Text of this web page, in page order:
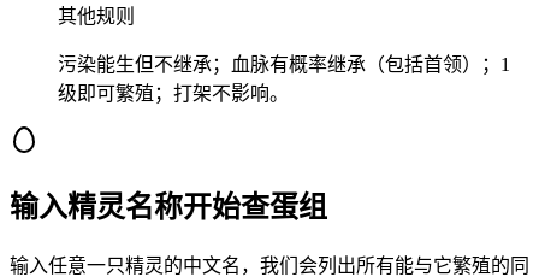
其他规则
污染能生但不继承；血脉有概率继承（包括首领）；1
级即可繁殖；打架不影响。
输入精灵名称开始查蛋组
输入任意一只精灵的中文名，我们会列出所有能与它繁殖的同